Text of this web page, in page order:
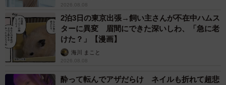
2026.08.08
2泊3日の東京出張→飼い主さんが不在中ハムス
ターに異変 眉間にできた深いしわ、「急に老
けた？」【漫画】
海川 まこと
2026.08.08
酔って転んでアザだらけ ネイルも折れて超悲